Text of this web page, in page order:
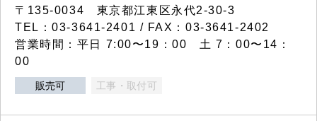
〒135-0034 東京都江東区永代2-30-3
TEL：03-3641-2401 / FAX：03-3641-2402
営業時間：平日 7:00〜19：00 土 7：00〜14：
00
販売可 工事・取付可